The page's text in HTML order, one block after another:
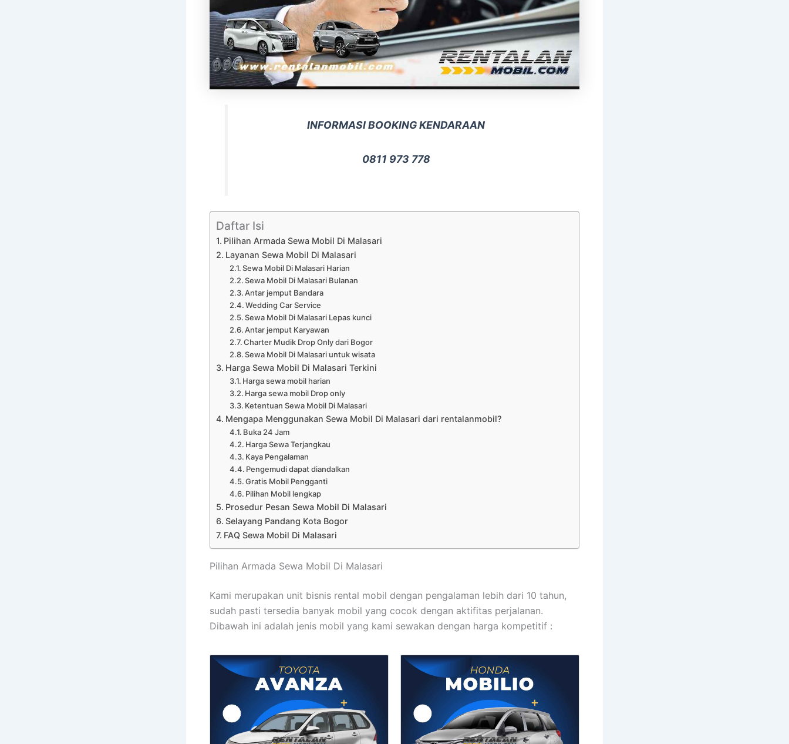
INFORMASI BOOKING KENDARAAN
0811 973 778
Daftar Isi
Pilihan Armada Sewa Mobil Di Malasari
Layanan Sewa Mobil Di Malasari
Sewa Mobil Di Malasari Harian
Sewa Mobil Di Malasari Bulanan
Antar jemput Bandara
Wedding Car Service
Sewa Mobil Di Malasari Lepas kunci
Antar jemput Karyawan
Charter Mudik Drop Only dari Bogor
Sewa Mobil Di Malasari untuk wisata
Harga Sewa Mobil Di Malasari Terkini
Harga sewa mobil harian
Harga sewa mobil Drop only
Ketentuan Sewa Mobil Di Malasari
Mengapa Menggunakan Sewa Mobil Di Malasari dari rentalanmobil?
Buka 24 Jam
Harga Sewa Terjangkau
Kaya Pengalaman
Pengemudi dapat diandalkan
Gratis Mobil Pengganti
Pilihan Mobil lengkap
Prosedur Pesan Sewa Mobil Di Malasari
Selayang Pandang Kota Bogor
FAQ Sewa Mobil Di Malasari
Pilihan Armada Sewa Mobil Di Malasari
Kami merupakan unit bisnis rental mobil dengan pengalaman lebih dari 10 tahun,
sudah pasti tersedia banyak mobil yang cocok dengan aktifitas perjalanan.
Dibawah ini adalah jenis mobil yang kami sewakan dengan harga kompetitif :